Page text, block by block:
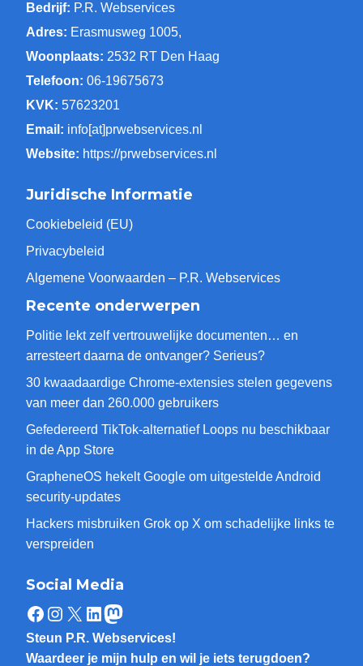
Bedrijf: P.R. Webservices
Adres: Erasmusweg 1005,
Woonplaats: 2532 RT Den Haag
Telefoon: 06-19675673
KVK: 57623201
Email: info[at]prwebservices.nl
Website: https://prwebservices.nl
Juridische Informatie
Cookiebeleid (EU)
Privacybeleid
Algemene Voorwaarden – P.R. Webservices
Recente onderwerpen
Politie lekt zelf vertrouwelijke documenten… en
arresteert daarna de ontvanger? Serieus?
30 kwaadaardige Chrome-extensies stelen gegevens
van meer dan 260.000 gebruikers
Gefedereerd TikTok-alternatief Loops nu beschikbaar
in de App Store
GrapheneOS hekelt Google om uitgestelde Android
security-updates
Hackers misbruiken Grok op X om schadelijke links te
verspreiden
Social Media
Facebook
Instagram
X LinkedIn
Mastodon
Steun P.R. Webservices!
Waardeer je mijn hulp en wil je iets terugdoen?